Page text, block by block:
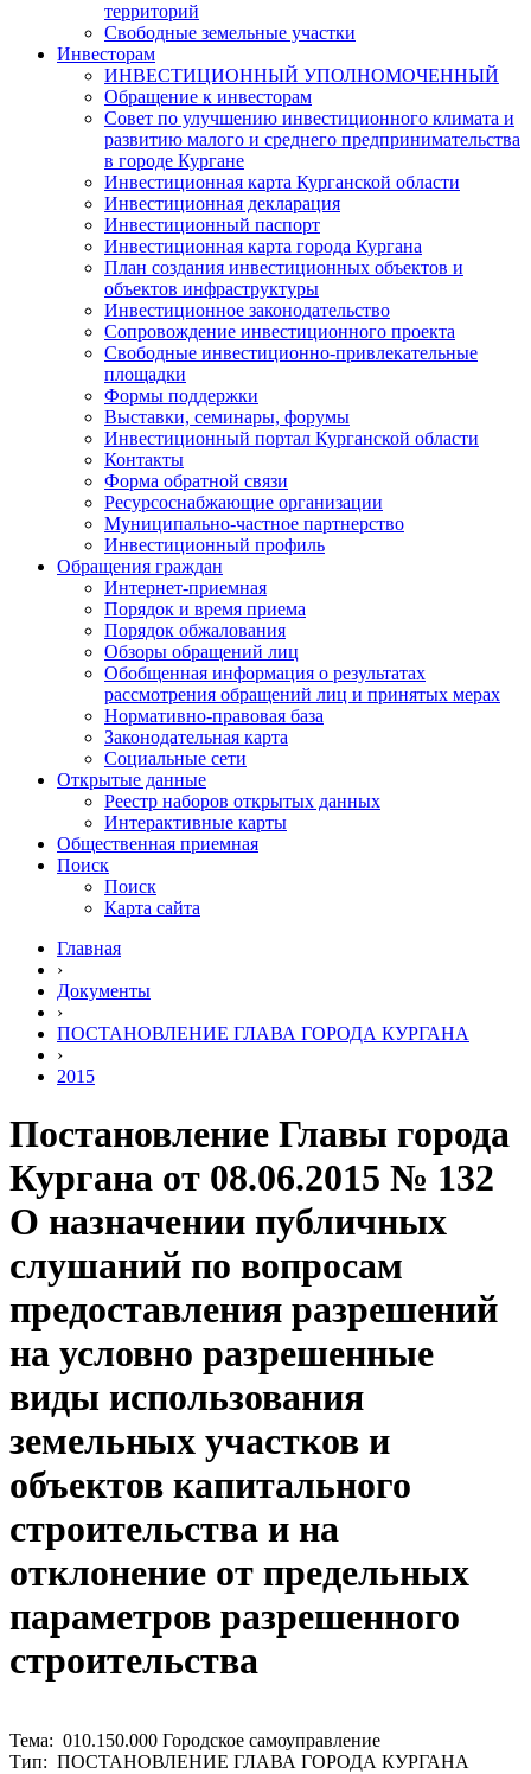
территорий
Свободные земельные участки
Инвесторам
ИНВЕСТИЦИОННЫЙ УПОЛНОМОЧЕННЫЙ
Обращение к инвесторам
Совет по улучшению инвестиционного климата и
развитию малого и среднего предпринимательства
в городе Кургане
Инвестиционная карта Курганской области
Инвестиционная декларация
Инвестиционный паспорт
Инвестиционная карта города Кургана
План создания инвестиционных объектов и
объектов инфраструктуры
Инвестиционное законодательство
Сопровождение инвестиционного проекта
Свободные инвестиционно-привлекательные
площадки
Формы поддержки
Выставки, семинары, форумы
Инвестиционный портал Курганской области
Контакты
Форма обратной связи
Ресурсоснабжающие организации
Муниципально-частное партнерство
Инвестиционный профиль
Обращения граждан
Интернет-приемная
Порядок и время приема
Порядок обжалования
Обзоры обращений лиц
Обобщенная информация о результатах
рассмотрения обращений лиц и принятых мерах
Нормативно-правовая база
Законодательная карта
Социальные сети
Открытые данные
Реестр наборов открытых данных
Интерактивные карты
Общественная приемная
Поиск
Поиск
Карта сайта
Главная
›
Документы
›
ПОСТАНОВЛЕНИЕ ГЛАВА ГОРОДА КУРГАНА
›
2015
Постановление Главы города
Кургана от 08.06.2015 № 132
О назначении публичных
слушаний по вопросам
предоставления разрешений
на условно разрешенные
виды использования
земельных участков и
объектов капитального
строительства и на
отклонение от предельных
параметров разрешенного
строительства
Тема: 010.150.000 Городское самоуправление
Тип: ПОСТАНОВЛЕНИЕ ГЛАВА ГОРОДА КУРГАНА